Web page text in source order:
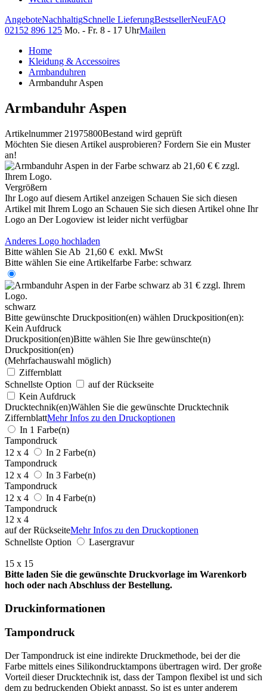
AngeboteNachhaltigSchnelle LieferungBestsellerNeuFAQ
02152 896 125 Mo. - Fr. 8 - 17 UhrMailen
Home
Kleidung & Accessoires
Armbanduhren
Armbanduhr Aspen
Armbanduhr Aspen
Artikelnummer 21975800Bestand wird geprüft
Möchten Sie diesen Artikel ausprobieren? Fordern Sie ein Muster
an!
Vergrößern
Ihr Logo auf diesem Artikel anzeigen Schauen Sie sich diesen
Artikel mit Ihrem Logo an Schauen Sie sich diesen Artikel ohne Ihr
Logo an Der Logoview ist leider nicht verfügbar
Anderes Logo hochladen
Bitte wählen Sie Ab 21,60 € exkl. MwSt
Bitte wählen Sie eine Artikelfarbe Farbe: schwarz
schwarz
Bitte gewünschte Druckposition(en) wählen Druckposition(en):
Kein Aufdruck
Druckposition(en)Bitte wählen Sie Ihre gewünschte(n)
Druckposition(en)
(Mehrfachauswahl möglich)
Ziffernblatt
Schnellste Option
auf der Rückseite
Kein Aufdruck
Drucktechnik(en)Wählen Sie die gewünschte Drucktechnik
ZiffernblattMehr Infos zu den Druckoptionen
In 1 Farbe(n)
Tampondruck
12 x 4
In 2 Farbe(n)
Tampondruck
12 x 4
In 3 Farbe(n)
Tampondruck
12 x 4
In 4 Farbe(n)
Tampondruck
12 x 4
auf der RückseiteMehr Infos zu den Druckoptionen
Schnellste Option
Lasergravur
15 x 15
Bitte laden Sie die gewünschte Druckvorlage im Warenkorb
hoch oder nach Abschluss der Bestellung.
Druckinformationen
Tampondruck
Der Tampondruck ist eine indirekte Druckmethode, bei der die
Farbe mittels eines Silikondrucktampons übertragen wird. Der große
Vorteil dieser Drucktechnik ist, dass der Tampon flexibel ist und sich
dem zu bedruckenden Objekt anpasst. So ist es unter anderem